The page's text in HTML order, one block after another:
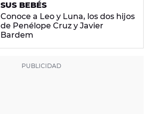
SUS BEBÉS
Conoce a Leo y Luna, los dos hijos
de Penélope Cruz y Javier
Bardem